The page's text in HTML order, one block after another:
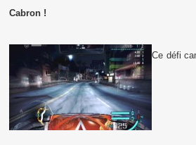
Cabron !
Ce défi